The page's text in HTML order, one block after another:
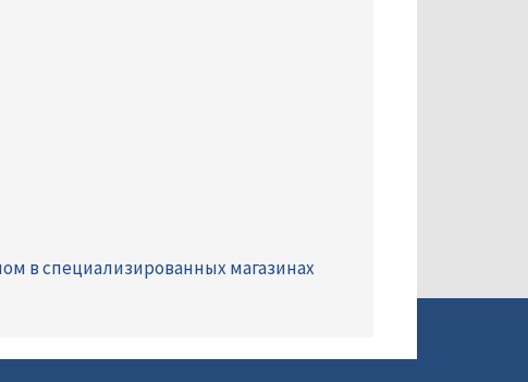
в специализированных магазинах